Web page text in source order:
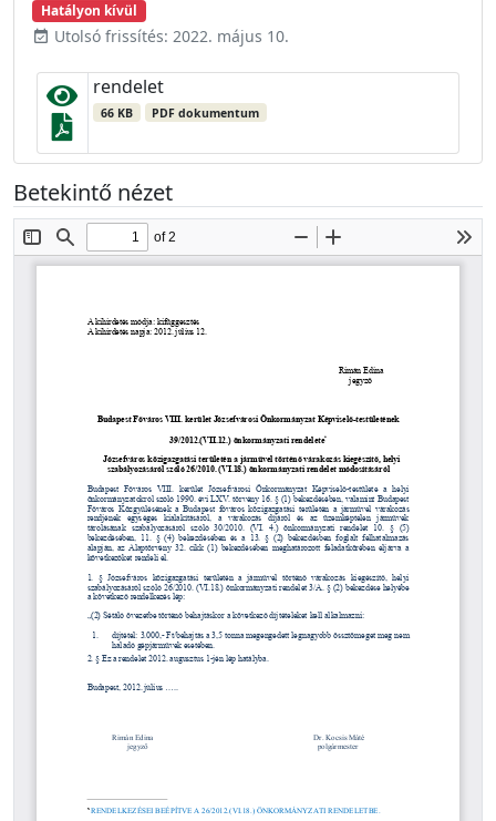
Hatályon kívül
event_available Utolsó frissítés: 2022. május 10.
rendelet
66 KB PDF dokumentum
Betekintő nézet